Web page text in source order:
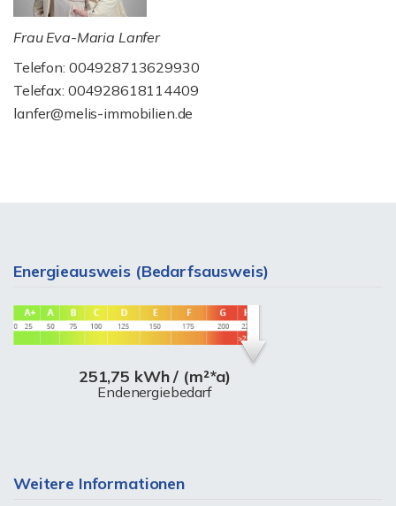
Frau Eva-Maria Lanfer
Telefon: 004928713629930
Telefax: 004928618114409
lanfer@melis-immobilien.de
Energieausweis (Bedarfsausweis)
251,75 kWh / (m²*a)
Endenergiebedarf
Weitere Informationen